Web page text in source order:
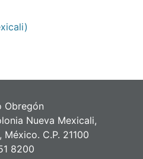
Obregón
Nueva Mexicali,
C.P. 21100
8200